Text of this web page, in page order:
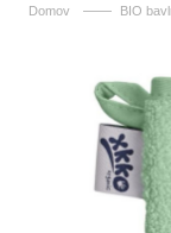
Domov —— BIO